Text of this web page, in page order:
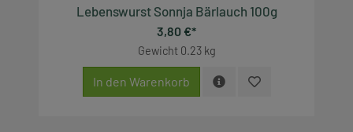
Lebenswurst Sonnja Bärlauch 100g
3,80 €*
Gewicht 0.23 kg
In den Warenkorb